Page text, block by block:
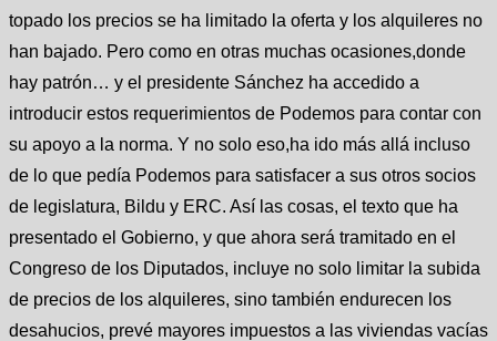
topado los precios se ha limitado la oferta y los alquileres no
han bajado. Pero como en otras muchas ocasiones,donde
hay patrón… y el presidente Sánchez ha accedido a
introducir estos requerimientos de Podemos para contar con
su apoyo a la norma. Y no solo eso,ha ido más allá incluso
de lo que pedía Podemos para satisfacer a sus otros socios
de legislatura, Bildu y ERC. Así las cosas, el texto que ha
presentado el Gobierno, y que ahora será tramitado en el
Congreso de los Diputados, incluye no solo limitar la subida
de precios de los alquileres, sino también endurecen los
desahucios, prevé mayores impuestos a las viviendas vacías